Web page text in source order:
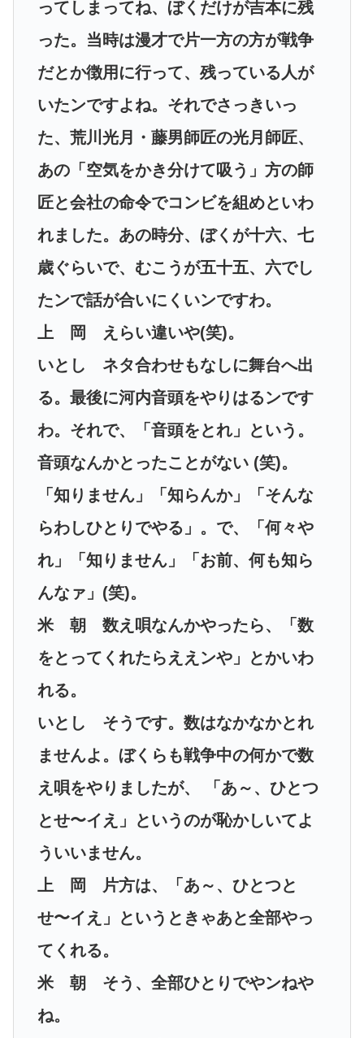
ってしまってね、ぼくだけが吉本に残
った。当時は漫才で片一方の方が戦争
だとか徴用に行って、残っている人が
いたンですよね。それでさっきいっ
た、荒川光月・藤男師匠の光月師匠、
あの「空気をかき分けて吸う」方の師
匠と会社の命令でコンビを組めといわ
れました。あの時分、ぼくが十六、七
歳ぐらいで、むこうが五十五、六でし
たンで話が合いにくいンですわ。
上 岡 えらい違いや(笑)。
いとし ネタ合わせもなしに舞台へ出
る。最後に河内音頭をやりはるンです
わ。それで、「音頭をとれ」という。
音頭なんかとったことがない (笑)。
「知りません」「知らんか」「そんな
らわしひとりでやる」。で、「何々や
れ」「知りません」「お前、何も知ら
んなァ」(笑)。
米 朝 数え唄なんかやったら、「数
をとってくれたらええンや」とかいわ
れる。
いとし そうです。数はなかなかとれ
ませんよ。ぼくらも戦争中の何かで数
え唄をやりましたが、 「あ～、ひとつ
とせ〜イえ」というのが恥かしいてよ
ういいません。
上 岡 片方は、「あ～、ひとつと
せ〜イえ」というときゃあと全部やっ
てくれる。
米 朝 そう、全部ひとりでやンねや
ね。